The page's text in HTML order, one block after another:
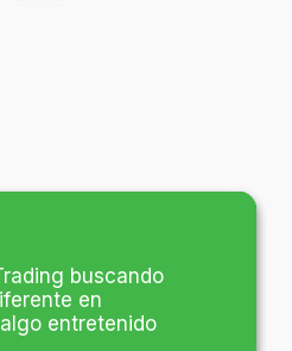
buscando
en
entretenido
se
que
que te vaya
de
muy rápidos los
de dinero y
aplicación del